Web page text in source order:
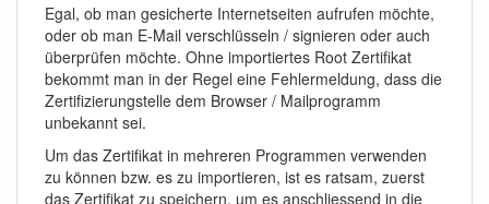
Egal, ob man gesicherte Internetseiten aufrufen möchte,
oder ob man E-Mail verschlüsseln / signieren oder auch
überprüfen möchte. Ohne importiertes Root Zertifikat
bekommt man in der Regel eine Fehlermeldung, dass die
Zertifizierungstelle dem Browser / Mailprogramm
unbekannt sei.
Um das Zertifikat in mehreren Programmen verwenden
zu können bzw. es zu importieren, ist es ratsam, zuerst
das Zertifikat zu speichern, um es anschliessend in die